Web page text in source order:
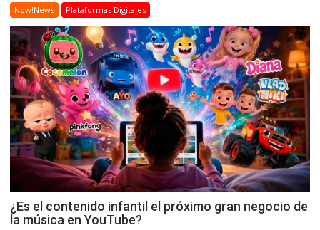
Now!News Plataformas Digitales
¿Es el contenido infantil el próximo gran negocio de
la música en YouTube?